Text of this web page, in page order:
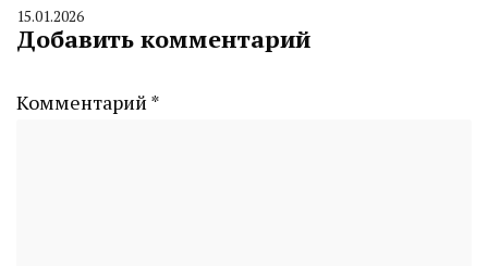
By
CHELINDUSTRY
15.01.2026
Добавить комментарий
Комментарий *